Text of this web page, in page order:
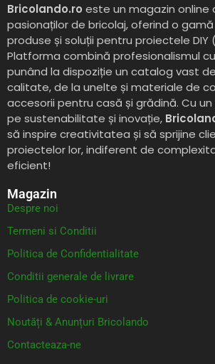
Bricolando.ro este un magazin online
pasionaților de bricolaj, oferind o
produse și soluții pentru proiectele
Platforma combină profesionalismul
punând la dispoziție un catalog vast
calitate, de la unelte și materiale de
accesorii pentru casă și grădină. Cu
pe sustenabilitate și inovație,
să inspire creativitatea și să sprijine
proiectelor lor, indiferent de
eficient!
Magazin
Despre noi
Termeni si Conditii
Politica de Confidentialitate
Conditii generale de livrare
Politica de cookie-uri
Noutăți & Anunțuri Bricolando
Contacteaza-ne